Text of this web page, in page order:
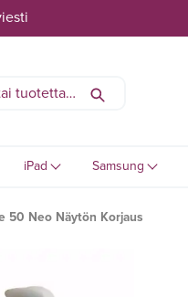
iPad Samsung
50 Neo Näytön Korjaus